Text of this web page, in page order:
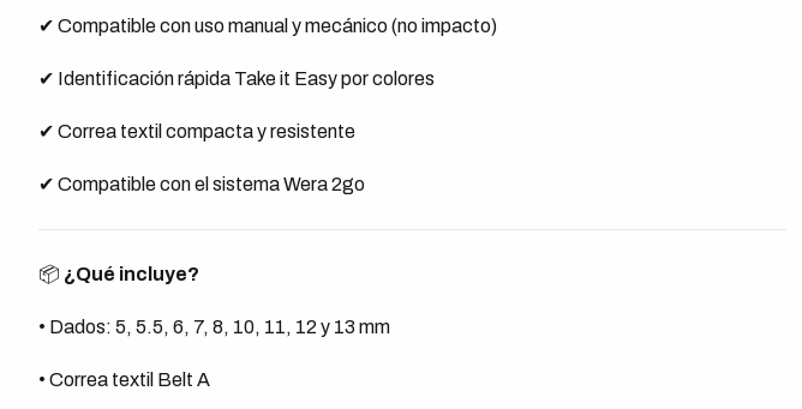
✔ Compatible con uso manual y mecánico (no impacto)
✔ Identificación rápida Take it Easy por colores
✔ Correa textil compacta y resistente
✔ Compatible con el sistema Wera 2go
📦 ¿Qué incluye?
• Dados: 5, 5.5, 6, 7, 8, 10, 11, 12 y 13 mm
• Correa textil Belt A